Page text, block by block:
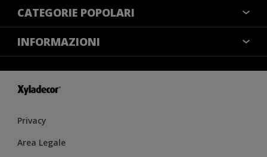
COLORI
CONTATTACI
MAPPA DEL SITO
CATEGORIE POPOLARI
NOTE LEGALI
COOKIES
INFORMATIVA SULLA PRIVACY
IMPOSTAZIONI DEI COOKIE
INFORMAZIONI
RESA DEL COLORE
Privacy
Area Legale